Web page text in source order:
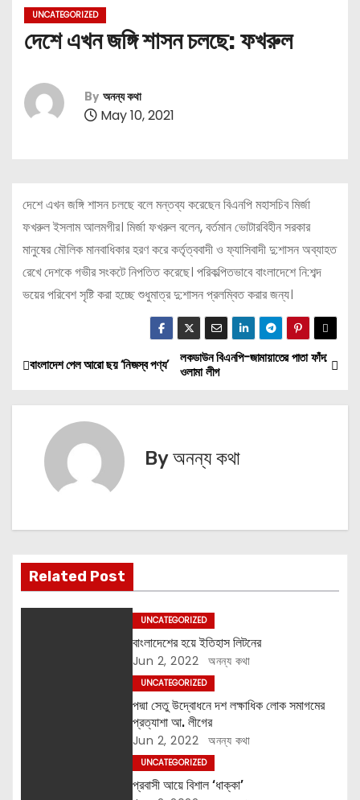
UNCATEGORIZED
দেশে এখন জঙ্গি শাসন চলছে: ফখরুল
By অনন্য কথা
May 10, 2021
দেশে এখন জঙ্গি শাসন চলছে বলে মন্তব্য করেছেন বিএনপি মহাসচিব মির্জা
ফখরুল ইসলাম আলমগীর। মির্জা ফখরুল বলেন, বর্তমান ভোটারবিহীন সরকার
মানুষের মৌলিক মানবাধিকার হরণ করে কর্তৃত্ববাদী ও ফ্যাসিবাদী দু:শাসন অব্যাহত
রেখে দেশকে গভীর সংকটে নিপতিত করেছে। পরিকল্পিতভাবে বাংলাদেশে নি:শব্দ
ভয়ের পরিবেশ সৃষ্টি করা হচ্ছে শুধুমাত্র দু:শাসন প্রলম্বিত করার জন্য।
P
o
a
v
i
লকডাউন বিএনপি-জামায়াতের পাতা ফাঁদ:
ওলামা লীগ
বাংলাদেশ পেল আরো ছয় ‘নিজস্ব পণ্য’
Byঅনন্য কথা
Related Post
UNCATEGORIZED
বাংলাদেশের হয়ে ইতিহাস লিটনের
Jun 2, 2022 অনন্য কথা
UNCATEGORIZED
পদ্মা সেতু উদ্বোধনে দশ লক্ষাধিক লোক সমাগমের
প্রত্যাশা আ. লীগের
Jun 2, 2022 অনন্য কথা
UNCATEGORIZED
প্রবাসী আয়ে বিশাল ‘ধাক্কা’